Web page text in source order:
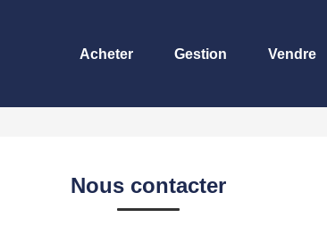
Acheter Gestion Vendre
Nous contacter